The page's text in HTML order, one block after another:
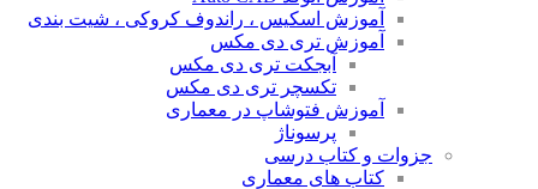
آموزش اسکیس ، راندوف کروکی ، شیت بندی
آموزش تری دی مکس
آبجکت تری دی مکس
تکسچر تری دی مکس
آموزش فتوشاپ در معماری
پرسوناژ
جزوات و کتاب درسی
کتاب های معماری